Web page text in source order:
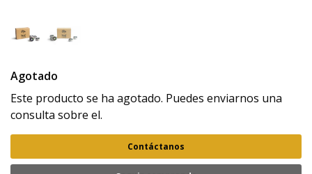
Agotado
Este producto se ha agotado. Puedes enviarnos una
consulta sobre el.
Contáctanos